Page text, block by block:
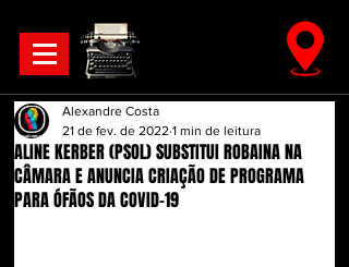
ALINE KERBER (PSOL) SUBSTITUI ROBAINA NA
CÂMARA E ANUNCIA CRIAÇÃO DE PROGRAMA
PARA ÓFÃOS DA COVID-19
Alexandre Costa
21 de fev. de 2022 1 min de leitura